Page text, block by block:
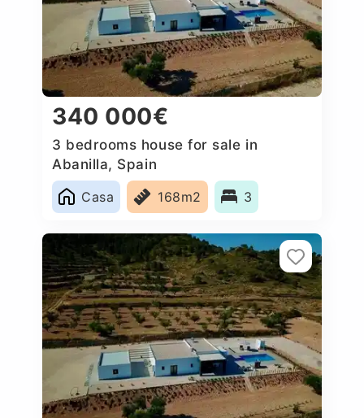
340 000€
3 bedrooms house for sale in
Abanilla, Spain
Casa
168m2 3